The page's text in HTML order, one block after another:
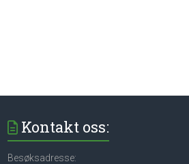
Kontakt oss:
Besøksadresse: